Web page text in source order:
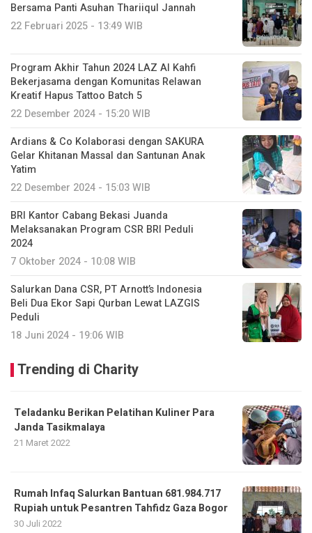
Bersama Panti Asuhan Thariiqul Jannah
22 Februari 2025 - 13:49 WIB
Program Akhir Tahun 2024 LAZ Al Kahfi
Bekerjasama dengan Komunitas Relawan
Kreatif Hapus Tattoo Batch 5
22 Desember 2024 - 15:20 WIB
Ardians & Co Kolaborasi dengan SAKURA
Gelar Khitanan Massal dan Santunan Anak
Yatim
22 Desember 2024 - 15:03 WIB
BRI Kantor Cabang Bekasi Juanda
Melaksanakan Program CSR BRI Peduli
2024
7 Oktober 2024 - 10:08 WIB
Salurkan Dana CSR, PT Arnott’s Indonesia
Beli Dua Ekor Sapi Qurban Lewat LAZGIS
Peduli
18 Juni 2024 - 19:06 WIB
Trending di Charity
Teladanku Berikan Pelatihan Kuliner Para
Janda Tasikmalaya
21 Maret 2022
Rumah Infaq Salurkan Bantuan 681.984.717
Rupiah untuk Pesantren Tahfidz Gaza Bogor
30 Juli 2022